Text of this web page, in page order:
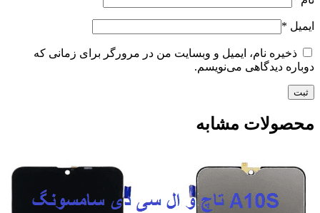
ایمیل *
ذخیره نام، ایمیل و وبسایت من در مرورگر برای زمانی که
دوباره دیدگاهی می‌نویسم.
محصولات مشابه